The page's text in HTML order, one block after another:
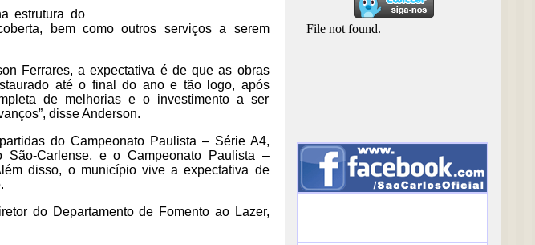
estrutura do
bem como outros serviços a serem
Ferrares, a expectativa é de que as obras
até o final do ano e tão logo, após
de melhorias e o investimento a ser
disse Anderson.
do Campeonato Paulista – Série A4,
São-Carlense, e o Campeonato Paulista –
disso, o município vive a expectativa de
do Departamento de Fomento ao Lazer,